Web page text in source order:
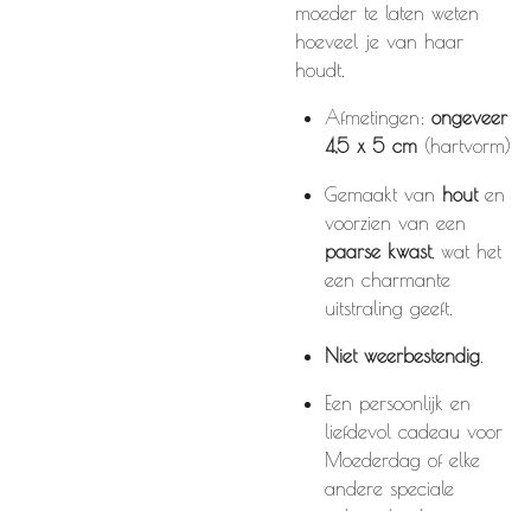
moeder te laten weten
hoeveel je van haar
houdt.
Afmetingen: ongeveer
4,5 x 5 cm(hartvorm)
Gemaakt van houten
voorzien van een
paarse kwast, wat het
een charmante
uitstraling geeft.
Niet weerbestendig.
Een persoonlijk en
liefdevol cadeau voor
Moederdag of elke
andere speciale